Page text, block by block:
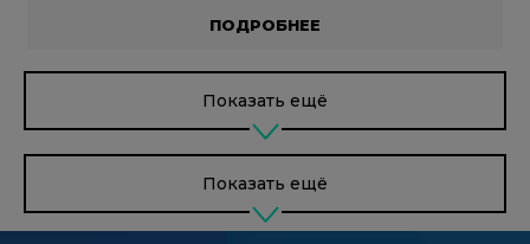
ПОДРОБНЕЕ
Показать ещё
Показать ещё